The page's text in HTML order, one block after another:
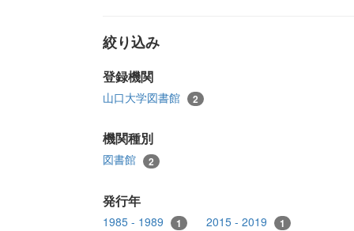
絞り込み
登録機関
山口大学図書館 2
機関種別
図書館 2
発行年
1985 - 1989 1 2015 - 2019 1